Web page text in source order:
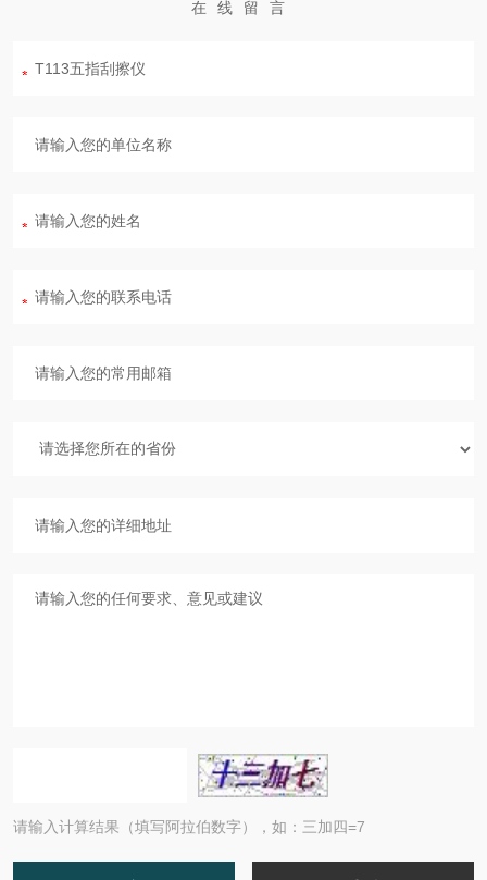
在线留言
请输入计算结果（填写阿拉伯数字），如：三加四=7